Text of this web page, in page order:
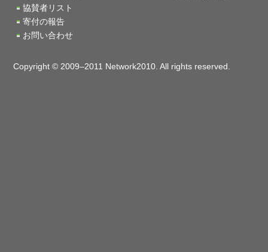
協賛者リスト
寄付の報告
お問い合わせ
Copyright © 2009–2011 Network2010. All rights reserved.